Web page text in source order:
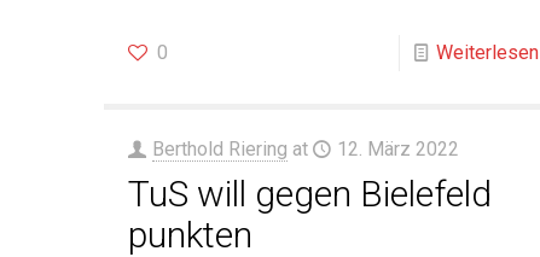
0 Weiterlesen
Berthold Riering at 12. März 2022
TuS will gegen Bielefeld
punkten